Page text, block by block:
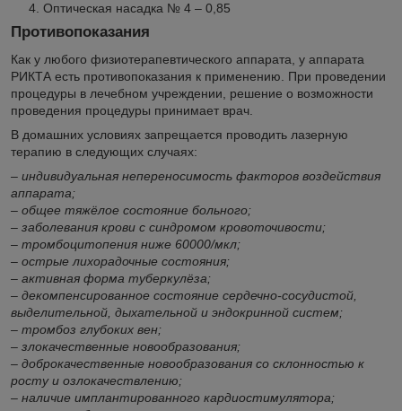
Оптическая насадка № 4 – 0,85
Противопоказания
Как у любого физиотерапевтического аппарата, у аппарата
РИКТА есть противопоказания к применению. При проведении
процедуры в лечебном учреждении, решение о возможности
проведения процедуры принимает врач.
В домашних условиях запрещается проводить лазерную
терапию в следующих случаях:
– индивидуальная непереносимость факторов воздействия
аппарата;
– общее тяжёлое состояние больного;
– заболевания крови с синдромом кровоточивости;
– тромбоцитопения ниже 60000/мкл;
– острые лихорадочные состояния;
– активная форма туберкулёза;
– декомпенсированное состояние сердечно-сосудистой,
выделительной, дыхательной и эндокринной систем;
– тромбоз глубоких вен;
– злокачественные новообразования;
– доброкачественные новообразования со склонностью к
росту и озлокачествлению;
– наличие имплантированного кардиостимулятора;